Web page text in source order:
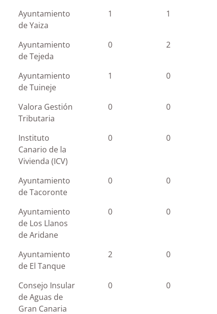
Ayuntamiento
de Yaiza
1 1
Ayuntamiento
de Tejeda
0 2
Ayuntamiento
de Tuineje
1 0
Valora Gestión
Tributaria
0 0
Instituto
Canario de la
Vivienda (ICV)
0 0
Ayuntamiento
de Tacoronte
0 0
Ayuntamiento
de Los Llanos
de Aridane
0 0
Ayuntamiento
de El Tanque
2 0
Consejo Insular
de Aguas de
Gran Canaria
0 0